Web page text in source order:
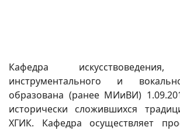
Кафедра искусствоведения,
инструментального и
образована (ранее МИиВИ)
исторически сложившихся
ХГИК. Кафедра осуществляет